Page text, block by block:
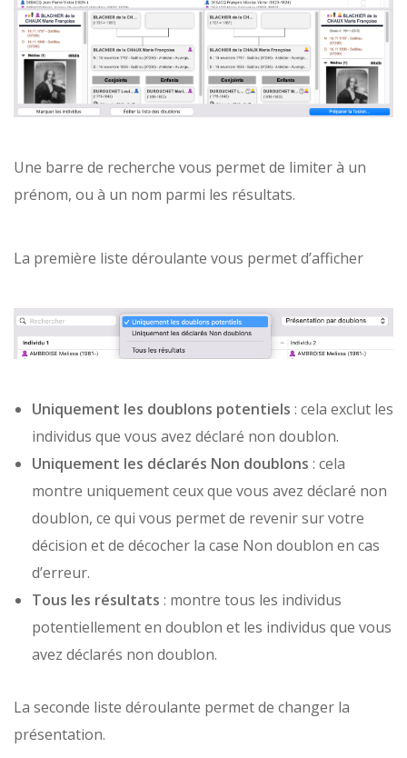
Une barre de recherche vous permet de limiter à un
prénom, ou à un nom parmi les résultats.
La première liste déroulante vous permet d’afficher
Uniquement les doublons potentiels : cela exclut les
individus que vous avez déclaré non doublon.
Uniquement les déclarés Non doublons : cela
montre uniquement ceux que vous avez déclaré non
doublon, ce qui vous permet de revenir sur votre
décision et de décocher la case Non doublon en cas
d’erreur.
Tous les résultats : montre tous les individus
potentiellement en doublon et les individus que vous
avez déclarés non doublon.
La seconde liste déroulante permet de changer la
présentation.